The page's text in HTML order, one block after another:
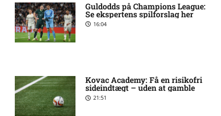
Liverpool henter Barcelona-
anfører
Tottenham-spiller
Andrew Mikobi Farrell skadet:
Guldodds på Champions League:
Se ekspertens spilforslag her
16:04
Kovac Academy: Få en risikofri
sideindtægt – uden at gamble
21:51